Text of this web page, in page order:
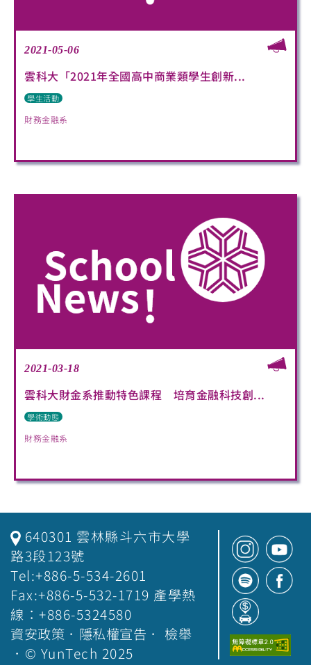
2021-05-06
雲科大「2021年全國高中商業類學生創新...
學生活動
財務金融系
2021-03-18
雲科大財金系推動特色課程 培育金融科技創...
學術動態
財務金融系
640301 雲林縣斗六市大學
路3段123號
Tel:+886-5-534-2601
Fax:+886-5-532-1719 產學熱
線：+886-5324580
資安政策 ． 隱私權宣告 ． 檢舉
．© YunTech 2025